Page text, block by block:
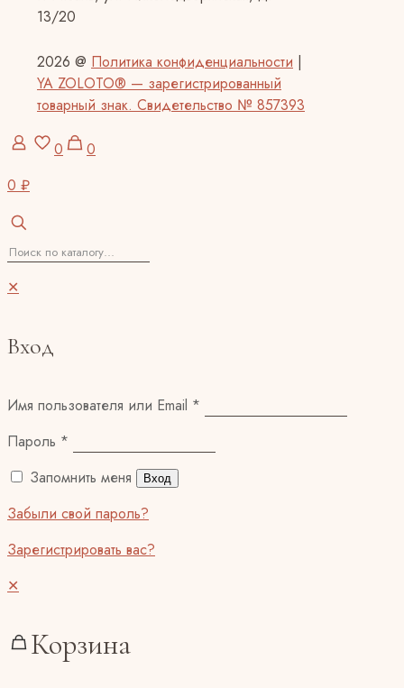
13/20
2026 @ Политика конфиденциальности |
YA ZOLOTO® — зарегистрированный
товарный знак. Свидетельство № 857393
0
0
0 ₽
✕
Вход
Имя пользователя или Email *
Пароль *
Запомнить меня
Вход
Забыли свой пароль?
Зарегистрировать вас?
✕
Корзина